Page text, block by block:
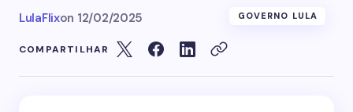
LulaFlixon 12/02/2025 GOVERNO LULA
COMPARTILHAR